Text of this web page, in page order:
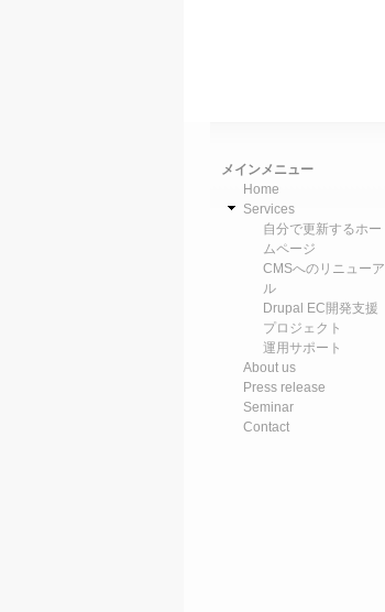
メインメニュー
Home
Services
自分で更新するホー
ムページ
CMSへのリニューア
ル
Drupal EC開発支援
プロジェクト
運用サポート
About us
Press release
Seminar
Contact